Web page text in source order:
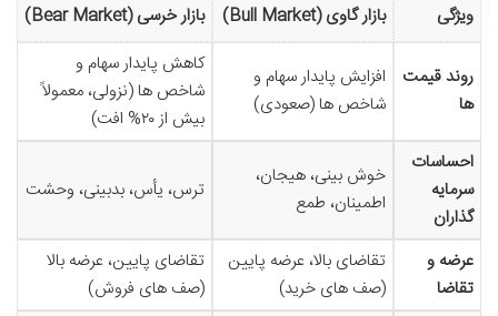
ویژگی بازار گاوی (Bull Market) بازار خرسی (Bear Market)
روند قیمت
ها
افزایش پایدار سهام و
شاخص ها (صعودی)
کاهش پایدار سهام و
شاخص ها (نزولی، معمولاً
بیش از ۲۰% افت)
احساسات
سرمایه
گذاران
خوش بینی، هیجان،
اطمینان، طمع
ترس، یأس، بدبینی، وحشت
عرضه و
تقاضا
تقاضای بالا، عرضه پایین
(صف های خرید)
تقاضای پایین، عرضه بالا
(صف های فروش)